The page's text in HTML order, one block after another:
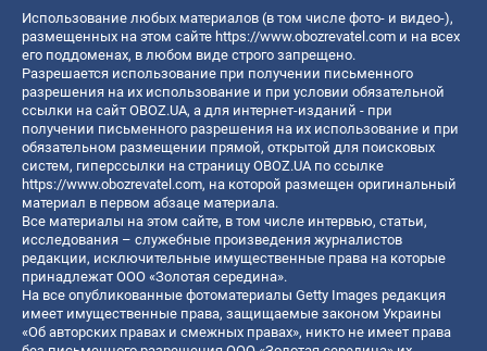
Использование любых материалов (в том числе фото- и видео-),
размещенных на этом сайте https://www.obozrevatel.com и на всех
его поддоменах, в любом виде строго запрещено.
Разрешается использование при получении письменного
разрешения на их использование и при условии обязательной
ссылки на сайт OBOZ.UA, а для интернет-изданий - при
получении письменного разрешения на их использование и при
обязательном размещении прямой, открытой для поисковых
систем, гиперссылки на страницу OBOZ.UA по ссылке
https://www.obozrevatel.com, на которой размещен оригинальный
материал в первом абзаце материала.
Все материалы на этом сайте, в том числе интервью, статьи,
исследования – служебные произведения журналистов
редакции, исключительные имущественные права на которые
принадлежат ООО «Золотая середина».
На все опубликованные фотоматериалы Getty Images редакция
имеет имущественные права, защищаемые законом Украины
«Об авторских правах и смежных правах», никто не имеет права